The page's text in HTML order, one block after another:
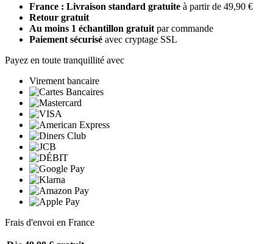
France : Livraison standard gratuite à partir de 49,90 €
Retour gratuit
Au moins 1 échantillon gratuit par commande
Paiement sécurisé avec cryptage SSL
Payez en toute tranquillité avec
Virement bancaire
Frais d'envoi en France